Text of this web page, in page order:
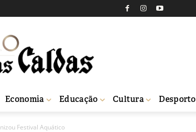
Economia Educação Cultura Desporto
Festival Aquático